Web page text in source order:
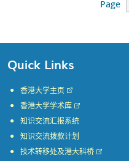
Page
Quick Links
香港大学主页
香港大学学术库
知识交流汇报系统
知识交流拨款计划
技术转移处及港大科桥